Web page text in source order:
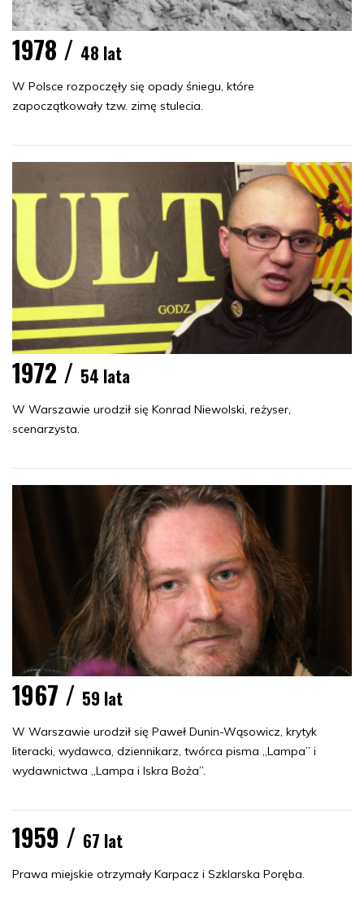
1978 / 48 lat
W Polsce rozpoczęły się opady śniegu, które
zapoczątkowały tzw. zimę stulecia.
1972 / 54 lata
W Warszawie urodził się Konrad Niewolski, reżyser,
scenarzysta.
1967 / 59 lat
W Warszawie urodził się Paweł Dunin-Wąsowicz, krytyk
literacki, wydawca, dziennikarz, twórca pisma „Lampa” i
wydawnictwa „Lampa i Iskra Boża”.
1959 / 67 lat
Prawa miejskie otrzymały Karpacz i Szklarska Poręba.